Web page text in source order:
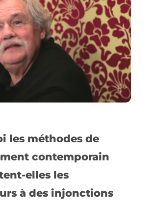
les méthodes de
contemporain
elles les
à des injonctions